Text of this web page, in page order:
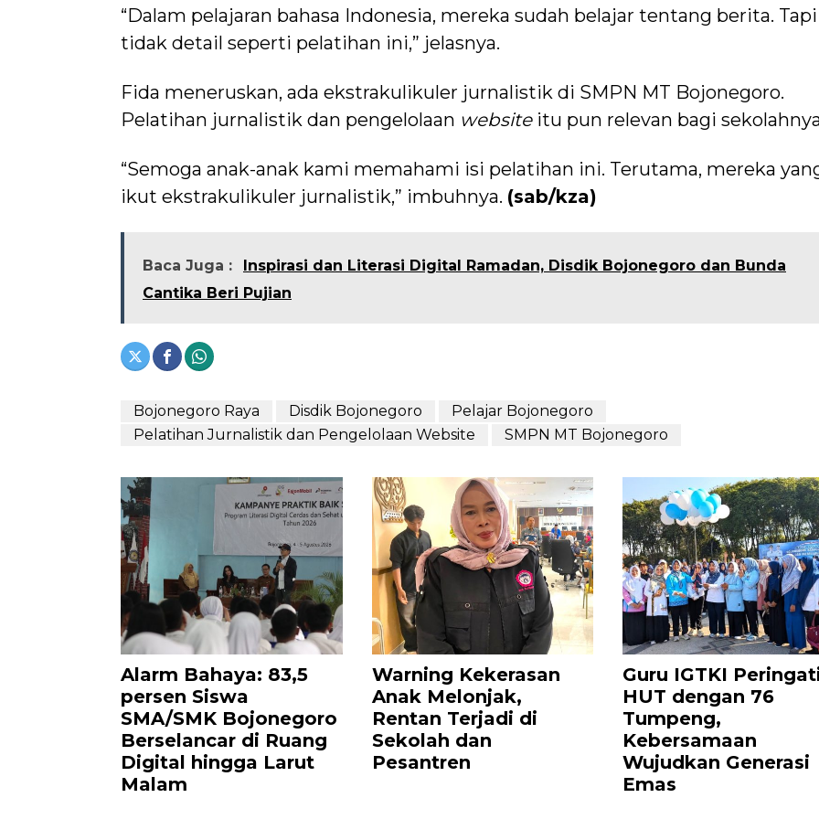
“Dalam pelajaran bahasa Indonesia, mereka sudah belajar tentang berita. Tapi
tidak detail seperti pelatihan ini,” jelasnya.
Fida meneruskan, ada ekstrakulikuler jurnalistik di SMPN MT Bojonegoro.
Pelatihan jurnalistik dan pengelolaan websiteitu pun relevan bagi
“Semoga anak-anak kami memahami isi pelatihan ini. Terutama, mereka
ikut ekstrakulikuler jurnalistik,” imbuhnya. (sab/kza)
Baca Juga :
Inspirasi dan Literasi Digital Ramadan, Disdik Bojonegoro dan Bunda
Cantika Beri Pujian
Bojonegoro Raya Disdik Bojonegoro
Pelajar Bojonegoro
Pelatihan Jurnalistik dan Pengelolaan Website
SMPN MT Bojonegoro
Alarm Bahaya: 83,5
persen Siswa
SMA/SMK Bojonegoro
Berselancar di Ruang
Digital hingga Larut
Malam
Warning Kekerasan
Anak Melonjak,
Rentan Terjadi di
Sekolah dan
Pesantren
Guru IGTKI
HUT dengan 76
Tumpeng,
Kebersamaan
Wujudkan Generasi
Emas